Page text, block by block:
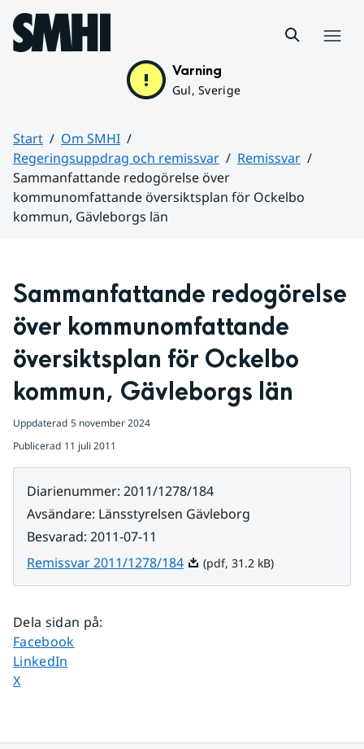
Hoppa till sidans innehåll
Varning
Gul, Sverige
Start
Om SMHI
Regeringsuppdrag och remissvar
Remissvar
Sammanfattande redogörelse över
kommunomfattande översiktsplan för Ockelbo
kommun, Gävleborgs län
Sammanfattande redogörelse
över kommunomfattande
översiktsplan för Ockelbo
kommun, Gävleborgs län
Uppdaterad 5 november 2024
Publicerad 11 juli 2011
Diarienummer: 2011/1278/184
Avsändare: Länsstyrelsen Gävleborg
Besvarad: 2011-07-11
Remissvar 2011/1278/184Pdf, 31.2 kB.
(pdf, 31.2 kB)
Dela sidan på:
Dela sidan på
Facebook
Dela sidan på
LinkedIn
Dela sidan på
X